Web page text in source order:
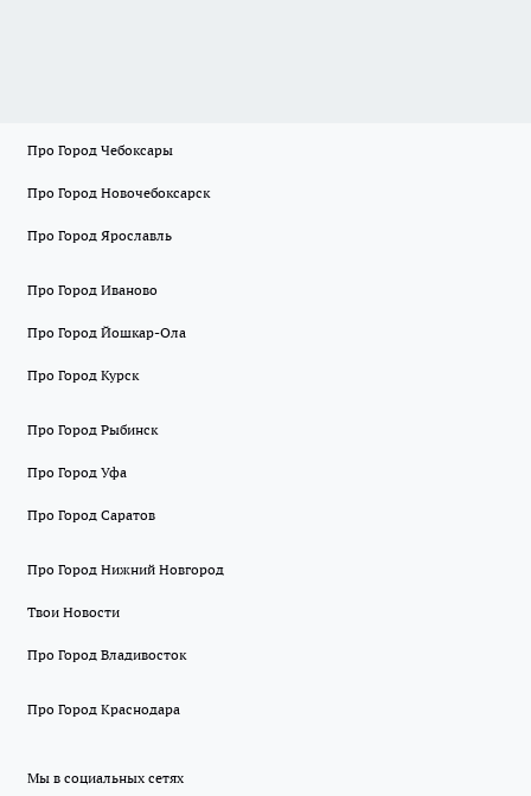
Про Город Чебоксары
Про Город Новочебоксарск
Про Город Ярославль
Про Город Иваново
Про Город Йошкар-Ола
Про Город Курск
Про Город Рыбинск
Про Город Уфа
Про Город Саратов
Про Город Нижний Новгород
Твои Новости
Про Город Владивосток
Про Город Краснодара
Мы в социальных сетях